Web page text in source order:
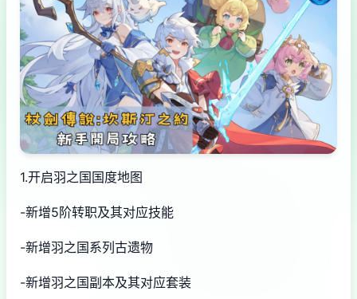
1.开启羽之国国度地图
-新增5阶转职及其对应技能
-新增羽之国系列古遗物
-新增羽之国副本及其对应套装